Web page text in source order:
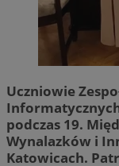
Uczniowie
podczas 19.
Wynalazków i
Katowicach.